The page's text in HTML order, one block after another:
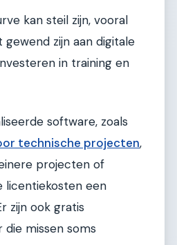
kan steil zijn, vooral
zijn aan digitale
in training en
software, zoals
technische projecten,
projecten of
licentiekosten een
zijn ook gratis
missen soms